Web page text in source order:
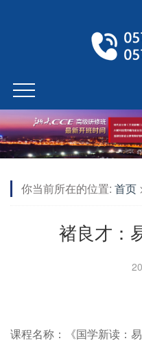
你当前所在的位置: 首页
褚良才：
课程名称：《国学新读：